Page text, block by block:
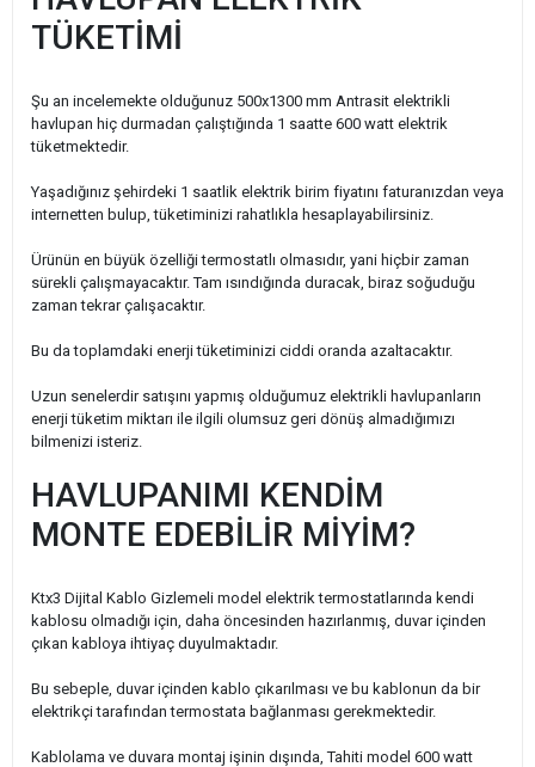
TÜKETİMİ
Şu an incelemekte olduğunuz 500x1300 mm Antrasit elektrikli
havlupan hiç durmadan çalıştığında 1 saatte 600 watt elektrik
tüketmektedir.
Yaşadığınız şehirdeki 1 saatlik elektrik birim fiyatını faturanızdan veya
internetten bulup, tüketiminizi rahatlıkla hesaplayabilirsiniz.
Ürünün en büyük özelliği termostatlı olmasıdır, yani hiçbir zaman
sürekli çalışmayacaktır. Tam ısındığında duracak, biraz soğuduğu
zaman tekrar çalışacaktır.
Bu da toplamdaki enerji tüketiminizi ciddi oranda azaltacaktır.
Uzun senelerdir satışını yapmış olduğumuz elektrikli havlupanların
enerji tüketim miktarı ile ilgili olumsuz geri dönüş almadığımızı
bilmenizi isteriz.
HAVLUPANIMI KENDİM
MONTE EDEBİLİR MİYİM?
Ktx3 Dijital Kablo Gizlemeli model elektrik termostatlarında kendi
kablosu olmadığı için, daha öncesinden hazırlanmış, duvar içinden
çıkan kabloya ihtiyaç duyulmaktadır.
Bu sebeple, duvar içinden kablo çıkarılması ve bu kablonun da bir
elektrikçi tarafından termostata bağlanması gerekmektedir.
Kablolama ve duvara montaj işinin dışında, Tahiti model 600 watt